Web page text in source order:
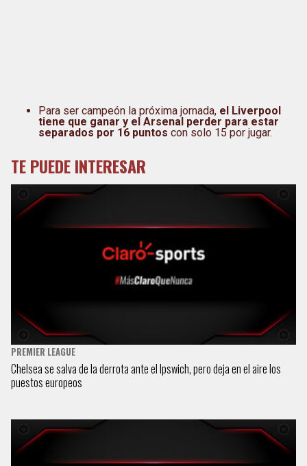
Para ser campeón la próxima jornada, el Liverpool
tiene que ganar y el Arsenal perder para estar
separados por 16 puntos con solo 15 por jugar.
TE PUEDE INTERESAR
PREMIER LEAGUE
Chelsea se salva de la derrota ante el Ipswich, pero deja en el aire los
puestos europeos